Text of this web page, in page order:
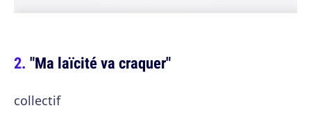
"Ma laïcité va craquer"
collectif